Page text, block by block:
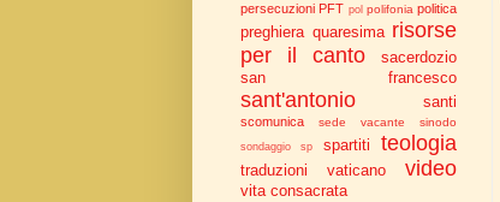
persecuzioni PFT pol polifonia politica
preghiera quaresima risorse
per il canto
sacerdozio
san francesco
sant'antonio santi
scomunica sede vacante sinodo
sondaggio sp spartiti teologia
traduzioni vaticano video
vita consacrata